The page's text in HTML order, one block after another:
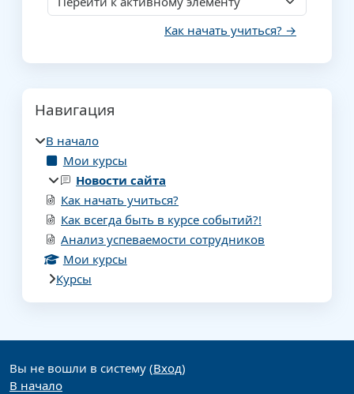
Перейти к активному элементу
Как начать учиться? →
Блоки
Навигация
В начало
Мои курсы
Новости сайта
Как начать учиться?
Как всегда быть в курсе событий?!
Анализ успеваемости сотрудников
Мои курсы
Курсы
Дополнительные блоки
Вы не вошли в систему (Вход)
В начало